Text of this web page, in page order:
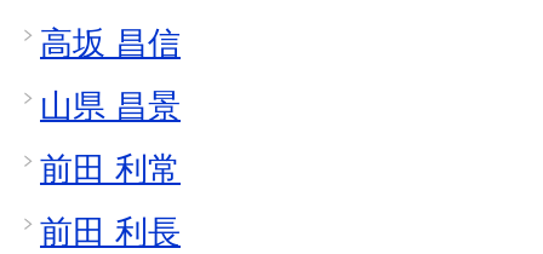
高坂 昌信
山県 昌景
前田 利常
前田 利長